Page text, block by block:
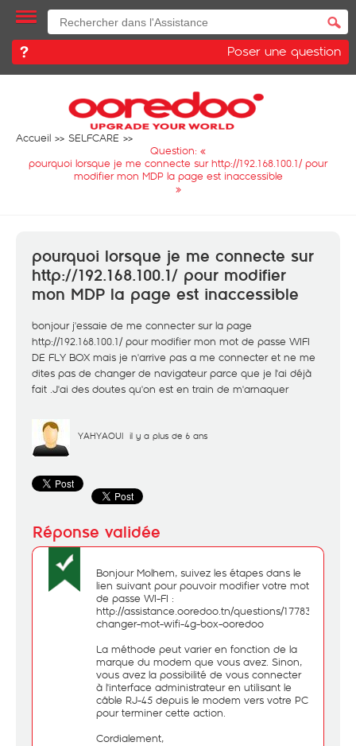
Poser une question
Accueil
SELFCARE
Question: «
pourquoi lorsque je me connecte sur http://192.168.100.1/ pour
modifier mon MDP la page est inaccessible
»
pourquoi lorsque je me connecte sur
http://192.168.100.1/ pour modifier
mon MDP la page est inaccessible
bonjour j'essaie de me connecter sur la page
http://192.168.100.1/pour modifier mon mot de passe WIFI
DE FLY BOX mais je n'arrive pas a me connecter et ne me
dites pas de changer de navigateur parce que je l'ai déjà
fait .J'ai des doutes qu'on est en train de m'arnaquer
YAHYAOUI il y a plus de 6 ans
Bonjour Molhem, suivez les étapes dans le
lien suivant pour pouvoir modifier votre mot
de passe WI-FI :
http://assistance.ooredoo.tn/questions/1778398-
changer-mot-wifi-4g-box-ooredoo
La méthode peut varier en fonction de la
marque du modem que vous avez. Sinon,
vous avez la possibilité de vous connecter
à l'interface administrateur en utilisant le
câble RJ-45 depuis le modem vers votre PC
pour terminer cette action.
Cordialement,